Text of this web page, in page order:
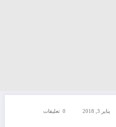
يناير 3, 2018 0 تعليقات